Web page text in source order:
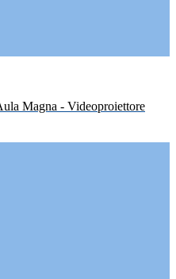
Magna - Videoproiettore